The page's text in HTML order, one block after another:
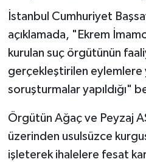
İstanbul Cumhuriyet
açıklamada, "Ekrem
kurulan suç örgütünün
gerçekleştirilen eylemlere
soruşturmalar yapıldığı"
Örgütün Ağaç ve Peyzaj
üzerinden usulsüzce
işleterek ihalelere fesat